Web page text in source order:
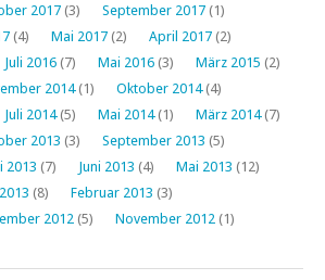
2017 (3) September 2017 (1)
(4) Mai 2017 (2) April 2017 (2)
Juli 2016 (7) Mai 2016 (3) März 2015 (2)
2014(1) Oktober 2014(4)
Juli 2014(5) Mai 2014(1) März 2014(7)
2013 (3) September 2013 (5)
2013 (7) Juni 2013 (4) Mai 2013 (12)
(8) Februar 2013 (3)
2012 (5) November 2012 (1)